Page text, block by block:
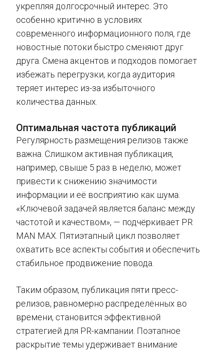
укрепляя долгосрочный интерес. Это
особенно критично в условиях
современного информационного поля, где
новостные потоки быстро сменяют друг
друга. Смена акцентов и подходов помогает
избежать перегрузки, когда аудитория
теряет интерес из-за избыточного
количества данных.
Оптимальная частота публикаций
Регулярность размещения релизов также
важна. Слишком активная публикация,
например, свыше 5 раз в неделю, может
привести к снижению значимости
информации и её восприятию как шума.
«Ключевой задачей является баланс между
частотой и качеством», — подчёркивает PR
MAN MAX. Пятиэтапный цикл позволяет
охватить все аспекты события и обеспечить
стабильное продвижение повода.
Таким образом, публикация пяти пресс-
релизов, равномерно распределённых во
времени, становится эффективной
стратегией для PR-кампании. Поэтапное
раскрытие темы удерживает внимание